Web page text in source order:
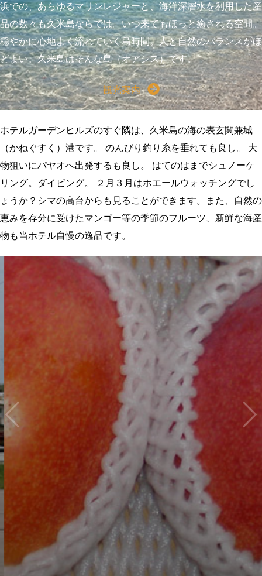
浜での、あらゆるマリンレジャーと、海洋深層水を利用した産
品の数々も久米島ならでは。いつ来てもほっと癒される空間。
穏やかに心地よく流れていく島時間。人と自然のバランスがほ
どよい。久米島はそんな島（オアシス）です。
観光案内
ホテルガーデンヒルズのすぐ隣は、久米島の海の表玄関兼城
（かねぐすく）港です。
のんびり釣り糸を垂れても良し。
大
物狙いにパヤオへ出発するも良し。
はてのはまでシュノーケ
リング。ダイビング。
２月３月はホエールウォッチングでし
ょうか？シマの高台からも見ることができます。また、自然の
恵みを存分に受けたマンゴー等の季節のフルーツ、新鮮な海産
物も当ホテル自慢の逸品です。